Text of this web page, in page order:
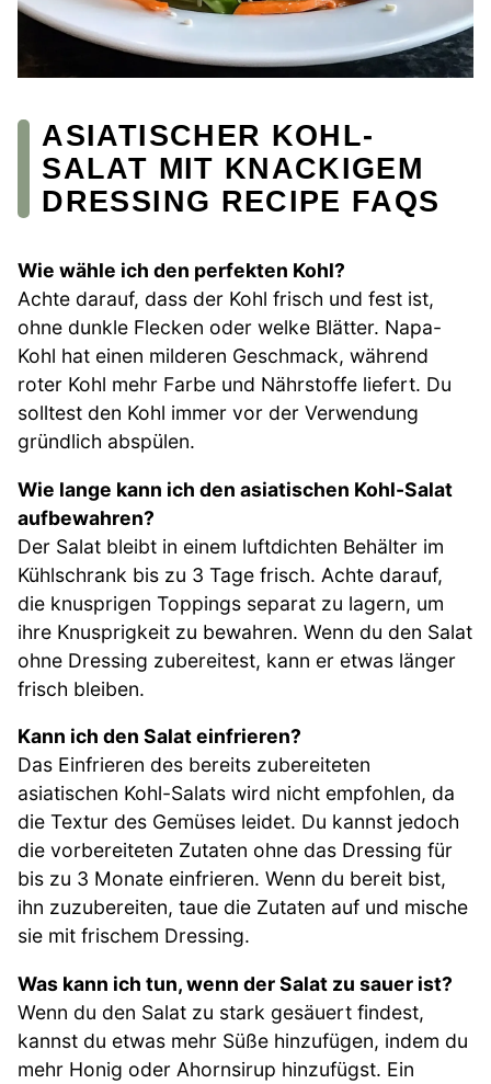
ASIATISCHER KOHL-
SALAT MIT KNACKIGEM
DRESSING RECIPE FAQS
Wie wähle ich den perfekten Kohl?
Achte darauf, dass der Kohl frisch und fest ist,
ohne dunkle Flecken oder welke Blätter. Napa-
Kohl hat einen milderen Geschmack, während
roter Kohl mehr Farbe und Nährstoffe liefert. Du
solltest den Kohl immer vor der Verwendung
gründlich abspülen.
Wie lange kann ich den asiatischen Kohl-Salat
aufbewahren?
Der Salat bleibt in einem luftdichten Behälter im
Kühlschrank bis zu 3 Tage frisch. Achte darauf,
die knusprigen Toppings separat zu lagern, um
ihre Knusprigkeit zu bewahren. Wenn du den Salat
ohne Dressing zubereitest, kann er etwas länger
frisch bleiben.
Kann ich den Salat einfrieren?
Das Einfrieren des bereits zubereiteten
asiatischen Kohl-Salats wird nicht empfohlen, da
die Textur des Gemüses leidet. Du kannst jedoch
die vorbereiteten Zutaten ohne das Dressing für
bis zu 3 Monate einfrieren. Wenn du bereit bist,
ihn zuzubereiten, taue die Zutaten auf und mische
sie mit frischem Dressing.
Was kann ich tun, wenn der Salat zu sauer ist?
Wenn du den Salat zu stark gesäuert findest,
kannst du etwas mehr Süße hinzufügen, indem du
mehr Honig oder Ahornsirup hinzufügst. Ein